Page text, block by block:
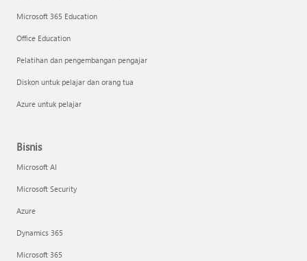
Microsoft 365 Education
Office Education
Pelatihan dan pengembangan pengajar
Diskon untuk pelajar dan orang tua
Azure untuk pelajar
Bisnis
Microsoft AI
Microsoft Security
Azure
Dynamics 365
Microsoft 365